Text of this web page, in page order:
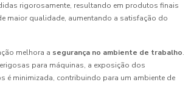
rigorosamente, resultando em produtos finais
maior qualidade, aumentando a satisfação do
melhora a segurança no ambiente de trabalho.
para máquinas, a exposição dos
é minimizada, contribuindo para um ambiente de